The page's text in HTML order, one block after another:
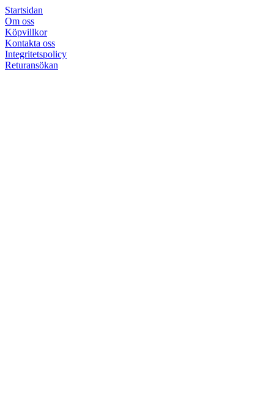
Startsidan
Om oss
Köpvillkor
Kontakta oss
Integritetspolicy
Returansökan